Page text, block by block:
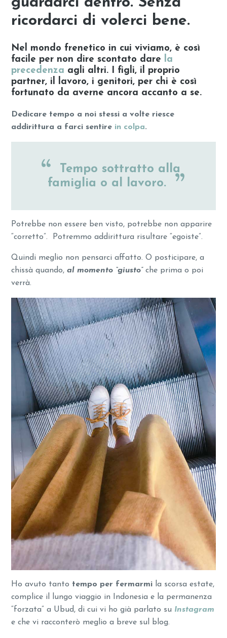
ricordarci di volerci bene.
Nel mondo frenetico in cui viviamo, è così
facile per non dire scontato dare la
precedenza agli altri. I figli, il proprio
partner, il lavoro, i genitori, per chi è così
fortunato da averne ancora accanto a se.
Dedicare tempo a noi stessi a volte riesce
addirittura a farci sentire in colpa.
Tempo sottratto alla
famiglia o al lavoro.
Potrebbe non essere ben visto, potrebbe non apparire
“corretto”. Potremmo addirittura risultare “egoiste”.
Quindi meglio non pensarci affatto. O posticipare, a
chissà quando,al momento “giusto” che prima o poi
verrà.
Ho avuto tanto tempo per fermarmi la scorsa estate,
complice il lungo viaggio in Indonesia e la permanenza
“forzata” a Ubud, di cui vi ho già parlato su Instagram
e che vi racconterò meglio a breve sul blog.